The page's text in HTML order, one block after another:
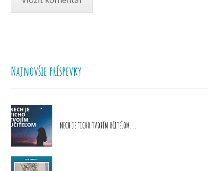
Najnovšie príspevky
NECH JE TICHO TVOJÍM UČITEĽOM...